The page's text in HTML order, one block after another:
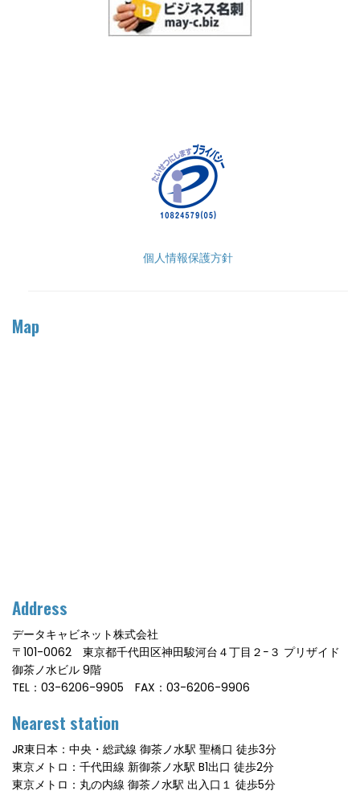
個人情報保護方針
Map
Address
データキャビネット株式会社
〒101-0062 東京都千代田区神田駿河台４丁目２−３ プリザイド
御茶ノ水ビル 9階
TEL：03-6206-9905 FAX：03-6206-9906
Nearest station
JR東日本：中央・総武線 御茶ノ水駅 聖橋口 徒歩3分
東京メトロ：千代田線 新御茶ノ水駅 B1出口 徒歩2分
東京メトロ：丸の内線 御茶ノ水駅 出入口１ 徒歩5分